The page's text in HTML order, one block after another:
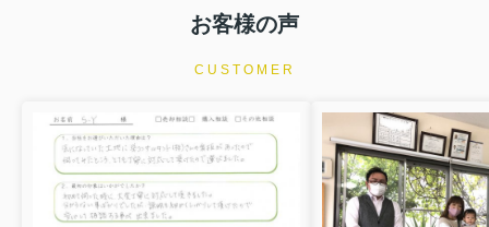
お客様の声
CUSTOMER